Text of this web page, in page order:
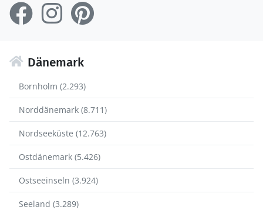
Dänemark
Bornholm (2.293)
Norddänemark (8.711)
Nordseeküste (12.763)
Ostdänemark (5.426)
Ostseeinseln (3.924)
Seeland (3.289)